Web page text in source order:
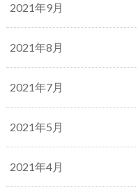
2021年9月
2021年8月
2021年7月
2021年5月
2021年4月